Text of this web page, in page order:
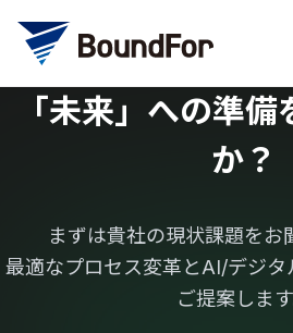
「未来」への準
か？
まずは貴社の現状課題をお
最適なプロセス変革とAI/デジタ
ご提案します